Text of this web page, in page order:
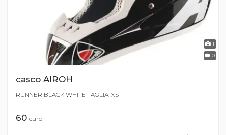
1
0
casco AIROH
RUNNER BLACK WHITE TAGLIA: XS
60 euro